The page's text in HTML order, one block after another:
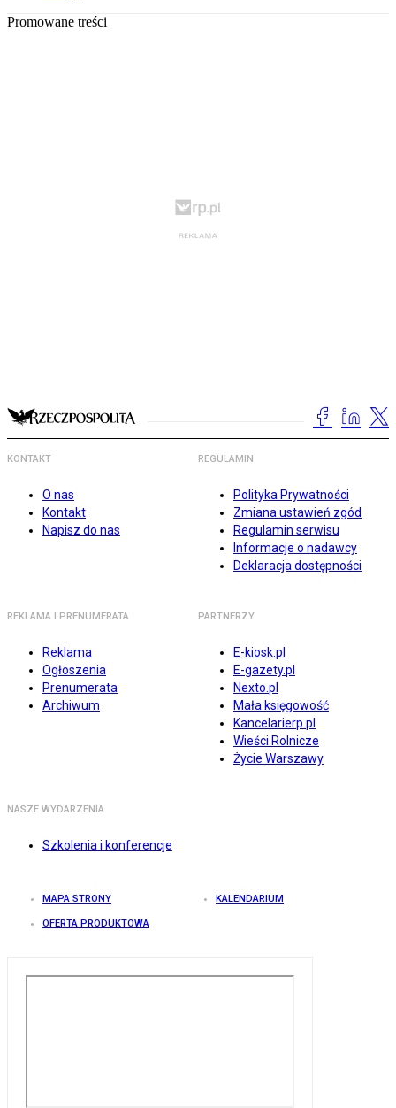
Promowane treści
KONTAKT
O nas
Kontakt
Napisz do nas
REGULAMIN
Polityka Prywatności
Zmiana ustawień zgód
Regulamin serwisu
Informacje o nadawcy
Deklaracja dostępności
REKLAMA I PRENUMERATA
Reklama
Ogłoszenia
Prenumerata
Archiwum
PARTNERZY
E-kiosk.pl
E-gazety.pl
Nexto.pl
Mała księgowość
Kancelarierp.pl
Wieści Rolnicze
Życie Warszawy
NASZE WYDARZENIA
Szkolenia i konferencje
MAPA STRONY KALENDARIUM
OFERTA PRODUKTOWA